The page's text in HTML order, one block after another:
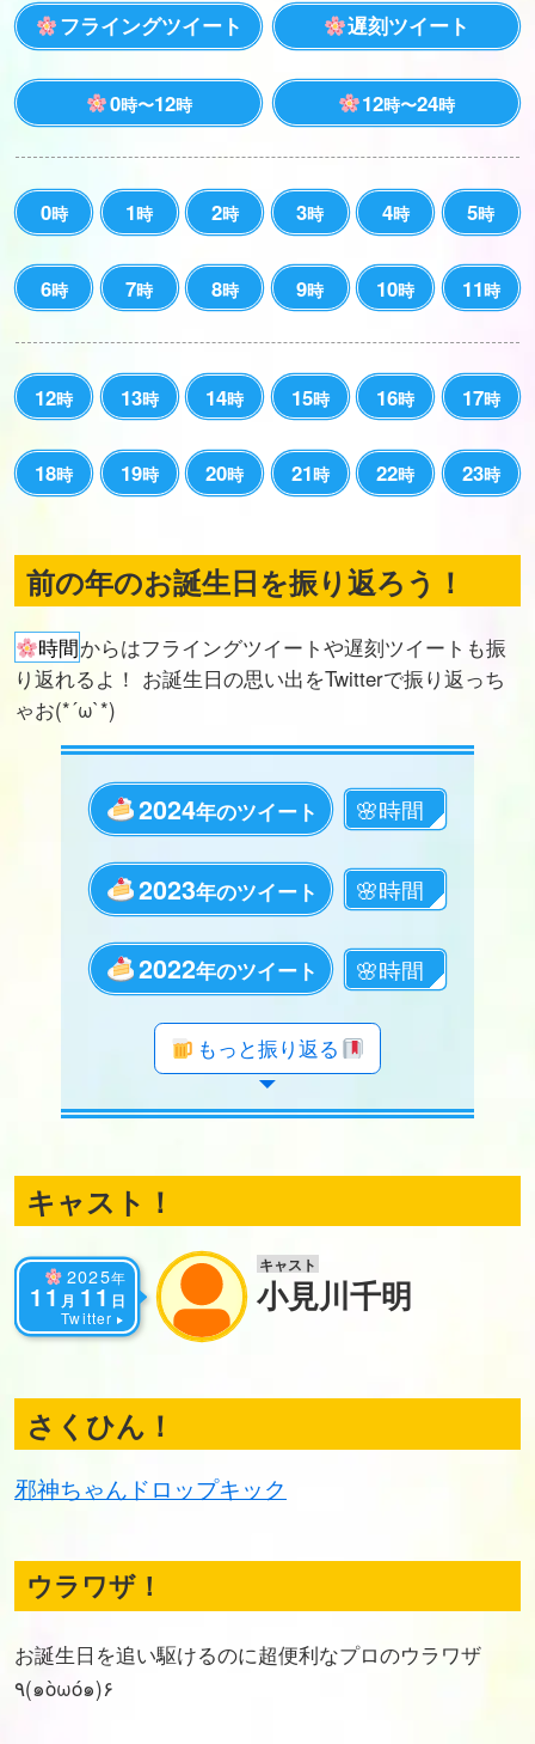
フライングツイート 遅刻ツイート
0時〜12時 12時〜24時
0時 1時 2時 3時 4時 5時
6時 7時 8時 9時 10時 11時
12時 13時 14時 15時 16時 17時
18時 19時 20時 21時 22時 23時
前の年のお誕生日を振り返ろう！
時間からはフライングツイートや遅刻ツイートも振
り返れるよ！ お誕生日の思い出をTwitterで振り返っち
ゃお(*´ω`*)
2024年のツイート
2023年のツイート
2022年のツイート
年のツイート
年のツイート
年のツイート
年のツイート
年のツイート
年のツイート
年のツイート
年のツイート
年のツイート
年のツイート
年のツイート
年のツイート
年のツイート
年のツイート
年のツイート
年のツイート
もっと振り返る
キャスト！
2025年
11月 11 日
Twitter
キャスト
小見川千明
さくひん！
邪神ちゃんドロップキック
ウラワザ！
お誕生日を追い駆けるのに超便利なプロのウラワザ
٩(๑òωó๑)۶